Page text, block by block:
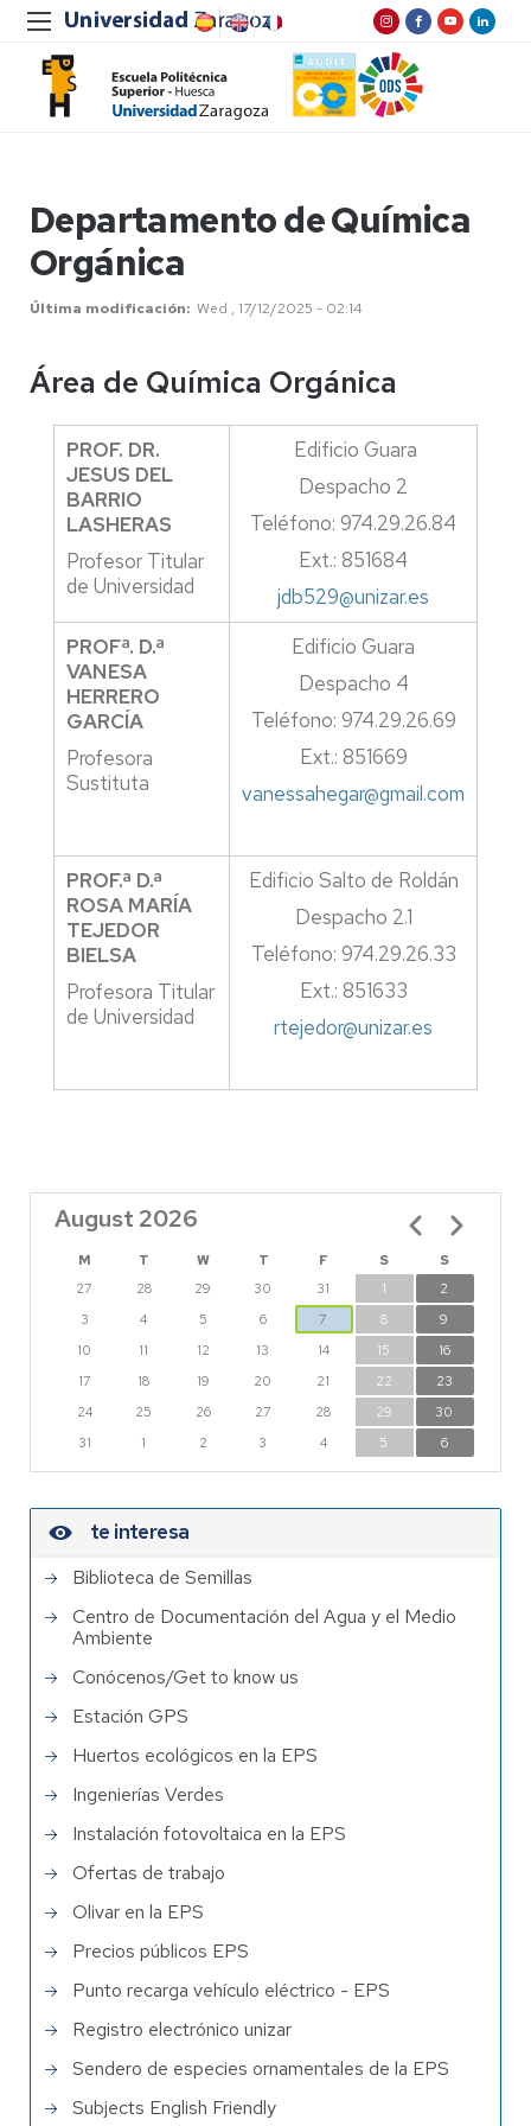
Departamento de Química
Orgánica
Última modificación Wed , 17/12/2025 - 02:14
Área de Química Orgánica
PROF. DR.
JESUS DEL
BARRIO
LASHERAS
Profesor Titular
de Universidad
Edificio Guara
Despacho 2
Teléfono: 974.29.26.84
Ext.: 851684
jdb529@unizar.es
PROFª. D.ª
VANESA
HERRERO
GARCÍA
Profesora
Sustituta
Edificio Guara
Despacho 4
Teléfono: 974.29.26.69
Ext.: 851669
vanessahegar@gmail.com
PROF.ª D.ª
ROSA MARÍA
TEJEDOR
BIELSA
Profesora Titular
de Universidad
Edificio Salto de Roldán
Despacho 2.1
Teléfono: 974.29.26.33
Ext.: 851633
rtejedor@unizar.es
August 2026
M T W T F S
S
27
28 29 30 31 1
2
3
4 5 6 7 8
9
10
11 12 13 14 15
16
17
18 19 20 21 22
23
24
25 26 27 28 29
30
31
1 2 3 4 5 6
Pagination
te interesa
Biblioteca de Semillas
Centro de Documentación del Agua y el Medio
Ambiente
Conócenos/Get to know us
Estación GPS
Huertos ecológicos en la EPS
Ingenierías Verdes
Instalación fotovoltaica en la EPS
Ofertas de trabajo
Olivar en la EPS
Precios públicos EPS
Punto recarga vehículo eléctrico - EPS
Registro electrónico unizar
Sendero de especies ornamentales de la EPS
Subjects English Friendly